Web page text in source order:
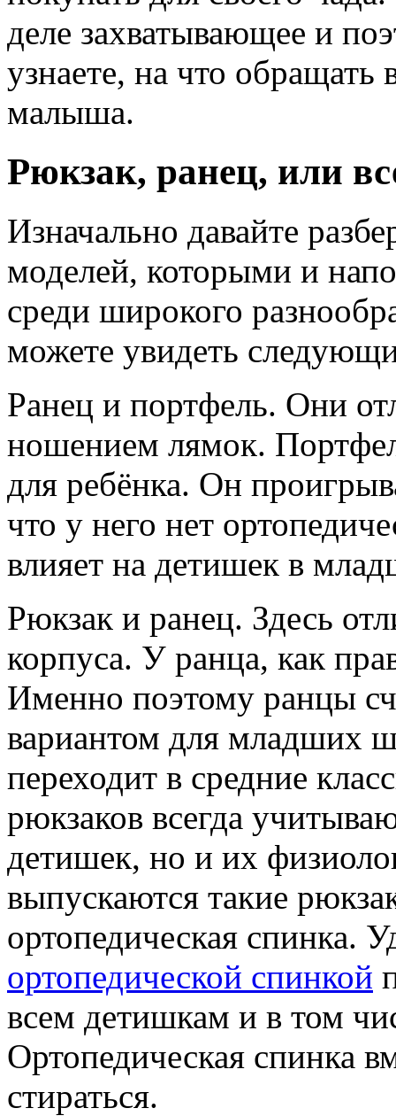
деле захватывающее и
узнаете, на что
малыша.
Рюкзак, ранец, или
Изначально давайте
моделей, которыми и
среди широкого
можете увидеть
Ранец и портфель. Они
ношением лямок.
для ребёнка. Он
что у него нет
влияет на детишек в
Рюкзак и ранец. Здесь
корпуса. У ранца, как
Именно поэтому ранцы
вариантом для младших
переходит в средние
рюкзаков всегда
детишек, но и их
выпускаются такие
ортопедическая
ортопедической спинкой
всем детишкам и в том
Ортопедическая спинка
стираться.